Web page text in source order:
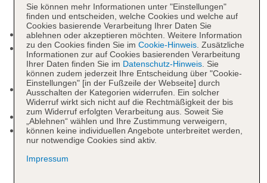
der Rezeption/in der Lobby: ohne Gebühr, am
Pool: ohne Gebühr
Zahlungsarten: TUI Card / VISA, MasterCard
Haustier: Hund erlaubt: Barzahlung, ca. 25 EUR,
Gewicht bis max. 4 kg, Katze erlaubt, Haustiere
nicht erlaubt
Parkmöglichkeiten: Parkplatz (nach
Verfügbarkeit), unbewacht: gegen Gebühr
Gebäudeanzahl: 1, Etagen: 10, Zimmer: 318
Landeskategorie: 4 Sterne
Sie können mehr Informationen unter "Einstellungen"
finden und entscheiden, welche Cookies und welche auf
Cookies basierende Verarbeitung Ihrer Daten Sie
ablehnen oder akzeptieren möchten. Weitere Information
zu den Cookies finden Sie im Cookie-Hinweis. Zusätzliche
Informationen zur auf Cookies basierenden Verarbeitung
Ihrer Daten finden Sie im Datenschutz-Hinweis. Sie
können zudem jederzeit Ihre Entscheidung über "Cookie-
Einstellungen" [in der Fußzeile der Webseite] durch
Ausschalten der Kategorien widerrufen. Ein solcher
Widerruf wirkt sich nicht auf die Rechtmäßigkeit der bis
zum Widerruf erfolgten Verarbeitung aus. Soweit Sie
„Ablehnen“ wählen und Ihre Zustimmung verweigern,
können keine individuellen Angebote unterbreitet werden,
nur notwendige Cookies sind aktiv.
Impressum